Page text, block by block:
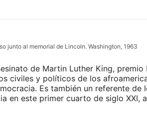
junto al memorial de Lincoln. Washington, 1963
de Martin Luther King,
civiles y políticos de los
Es también un referente
en este primer cuarto de siglo XXI,